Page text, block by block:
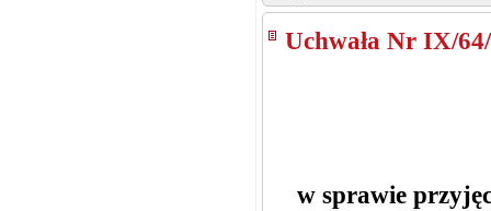
Uchwała Nr IX/
w sprawie